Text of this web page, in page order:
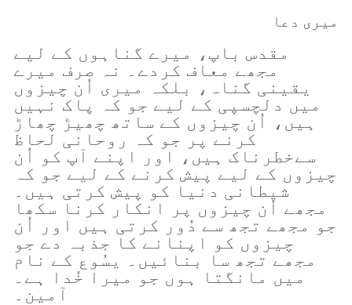
میری دعا
مقدس باپ، میرے گناہوں کے لیے
مجھے معاف کردے۔ نہ صرف میرے
یقینی گناہ، بلکہ میری اُن چیزوں
میں دلچسپی کے لیے جو کہ پاک نہیں
ہیں، اُن چیزوں کے ساتھ چھیڑ چھاڑ
کرنے پر جو کہ روحانی لحاظ
سےخطرناک ہیں، اور اپنے آپ کو اُن
چیزوں کے لیے پیش کرنے کے لیے جو کہ
شیطانی دنیا کو پیش کرتی ہیں۔
مجھے اُن چیزوں پر انکار کرنا سکھا
جو مجھے تجھ سے دُور کرتی ہیں اور اُن
چیزوں کو اپنانے کا جذبہ دے جو
مجھے تجھ سا بنائیں۔ یسُوع کے نام
میں مانگتا ہوں جو میرا خُدا ہے۔
آمین۔